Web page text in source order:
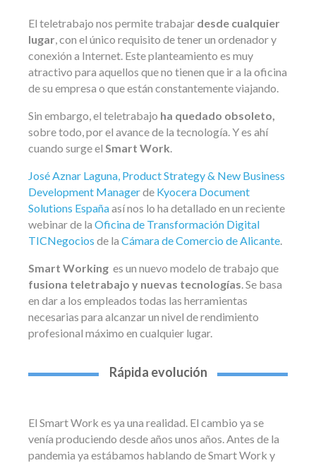
El teletrabajo nos permite trabajar desde cualquier
lugar, con el único requisito de tener un ordenador y
conexión a Internet. Este planteamiento es muy
atractivo para aquellos que no tienen que ir a la oficina
de su empresa o que están constantemente viajando.
Sin embargo, el teletrabajo ha quedado obsoleto,
sobre todo, por el avance de la tecnología. Y es ahí
cuando surge el Smart Work.
José Aznar Laguna, Product Strategy & New Business
Development Managerde Kyocera Document
Solutions Españaasí nos lo ha detallado en un reciente
webinar de la Oficina de Transformación Digital
TICNegocios de la Cámara de Comercio de Alicante.
Smart Working es un nuevo modelo de trabajo que
fusiona teletrabajo y nuevas tecnologías. Se basa
en dar a los empleados todas las herramientas
necesarias para alcanzar un nivel de rendimiento
profesional máximo en cualquier lugar.
Rápida evolución
El Smart Work es ya una realidad. El cambio ya se
venía produciendo desde años unos años. Antes de la
pandemia ya estábamos hablando de Smart Work y